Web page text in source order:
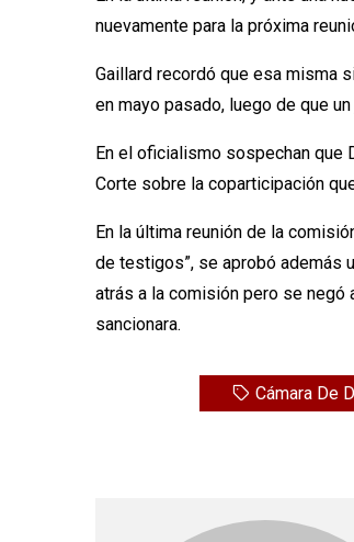
nuevamente para la próxima
Gaillard recordó que esa misma
en mayo pasado, luego de que
En el oficialismo sospechan que
Corte sobre la coparticipación
En la última reunión de la
de testigos”, se aprobó además
atrás a la comisión pero se negó
sancionara.
Cámara De